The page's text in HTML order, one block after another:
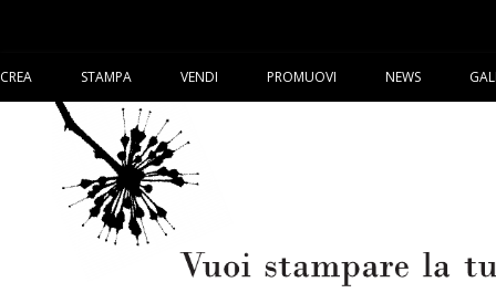
CREA STAMPA VENDI PROMUOVI NEWS